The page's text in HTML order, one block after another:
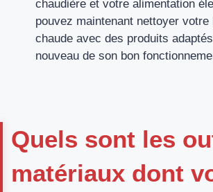
chaudière et votre alimentation
pouvez maintenant nettoyer votre
chaude avec des produits
nouveau de son bon
Quels sont les
matériaux dont